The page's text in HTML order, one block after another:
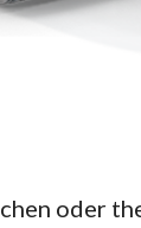
oder